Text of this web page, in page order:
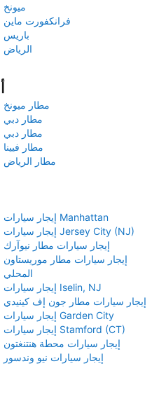
ميونخ
فرانكفورت ماين
باريس
الرياض
مطار ميونخ
مطار دبي
مطار دبي
مطار فيينا
مطار الرياض
إيجار سيارات Manhattan
إيجار سيارات Jersey City (NJ)
إيجار سيارات مطار نيوآرك
إيجار سيارات مطار موريستاون
المحلي
إيجار سيارات Iselin, NJ
إيجار سيارات مطار جون إف كينيدي
إيجار سيارات Garden City
إيجار سيارات Stamford (CT)
إيجار سيارات محطة هنتنغتون
إيجار سيارات نيو وندسور